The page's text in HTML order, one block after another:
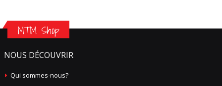
MTM Shop
NOUS DÉCOUVRIR
Qui sommes-nous?